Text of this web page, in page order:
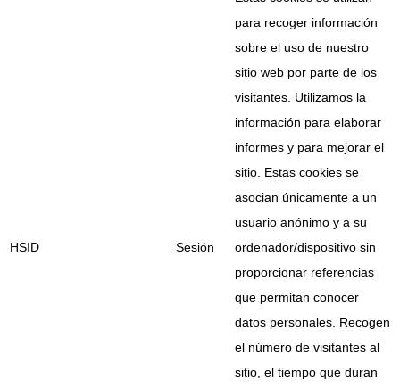
HSID Sesión
para recoger información
sobre el uso de nuestro
sitio web por parte de los
visitantes. Utilizamos la
información para elaborar
informes y para mejorar el
sitio. Estas cookies se
asocian únicamente a un
usuario anónimo y a su
ordenador/dispositivo sin
proporcionar referencias
que permitan conocer
datos personales. Recogen
el número de visitantes al
sitio, el tiempo que duran